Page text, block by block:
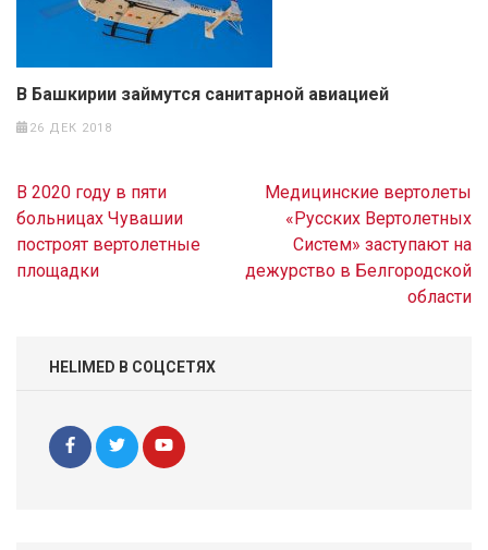
В Башкирии займутся санитарной авиацией
26 ДЕК 2018
Навигация
по
записям
В 2020 году в пяти
больницах Чувашии
построят вертолетные
площадки
Медицинские вертолеты
«Русских Вертолетных
Систем» заступают на
дежурство в Белгородской
области
HELIMED В СОЦСЕТЯХ